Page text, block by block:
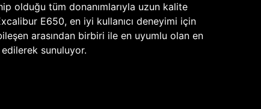
olduğu tüm donanımlarıyla uzun kalite
E650, en iyi kullanıcı deneyimi için
arasından birbiri ile en uyumlu olan en
sunuluyor.